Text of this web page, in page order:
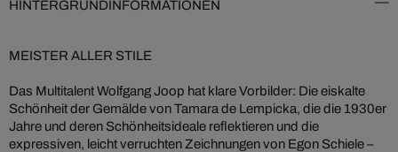
HINTERGRUNDINFORMATIONEN
MEISTER ALLER STILE
Das Multitalent Wolfgang Joop hat klare Vorbilder: Die eiskalte
Schönheit der Gemälde von Tamara de Lempicka, die die 1930er
Jahre und deren Schönheitsideale reflektieren und die
expressiven, leicht verruchten Zeichnungen von Egon Schiele –